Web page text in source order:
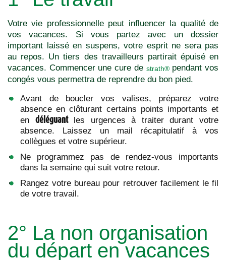
Votre vie professionnelle peut influencer la qualité de
vos vacances. Si vous partez avec un dossier
important laissé en suspens, votre esprit ne sera pas
au repos. Un tiers des travailleurs partirait épuisé en
vacances. Commencer une cure de strath®pendant vos
congés vous permettra de reprendre du bon pied.
Avant de boucler vos valises, préparez votre
absence en clôturant certains points importants et
en déléguantles urgences à traiter durant votre
absence. Laissez un mail récapitulatif à vos
collègues et votre supérieur.
Ne programmez pas de rendez-vous importants
dans la semaine qui suit votre retour.
Rangez votre bureau pour retrouver facilement le fil
de votre travail.
2° La non organisation
du départ en vacances